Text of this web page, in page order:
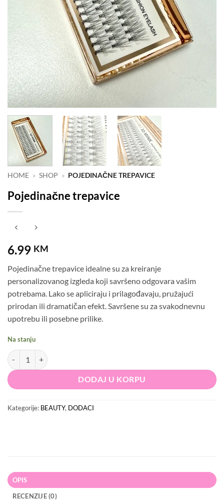
HOME » SHOP » POJEDINAČNE TREPAVICE
Pojedinačne trepavice
6.99 KM
Pojedinačne trepavice idealne su za kreiranje
personalizovanog izgleda koji savršeno odgovara vašim
potrebama. Lako se apliciraju i prilagođavaju, pružajući
prirodan ili dramatičan efekt. Savršene su za svakodnevnu
upotrebu ili posebne prilike.
Na stanju
Pojedinačne trepavice količina
DODAJ U KORPU
Kategorije: BEAUTY, DODACI
OPIS
RECENZIJE (0)